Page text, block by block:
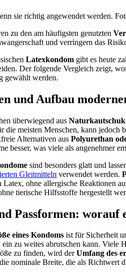
sie richtig angewendet werden.
zu den am häufigsten genutzten
und verringern das
Latexkondom gibt es heute
Der folgende Vergleich zeigt,
gewählt werden.
und Aufbau
überwiegend aus
die meisten Menschen, kann jedoch
Alternativen aus Polyurethan
besser, was viele als angenehmer
sind besonders glatt und
Gleitmitteln verwendet werden.
Latex, ohne allergische Reaktionen
tierische Hilfsstoffe hergestellt
Passformen: worauf
eines Kondoms ist für Sicherheit
ein zu weites abrutschen kann.
zu finden, wird derUmfang des
nominale Breite, die als Richtwert